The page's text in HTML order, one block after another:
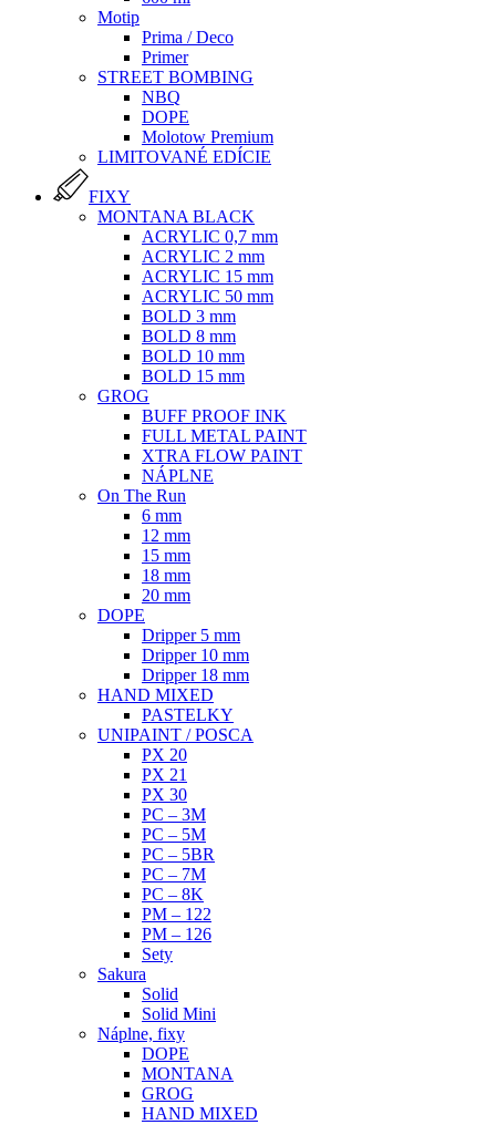
Motip
Prima / Deco
Primer
STREET BOMBING
NBQ
DOPE
Molotow Premium
LIMITOVANÉ EDÍCIE
FIXY
MONTANA BLACK
ACRYLIC 0,7 mm
ACRYLIC 2 mm
ACRYLIC 15 mm
ACRYLIC 50 mm
BOLD 3 mm
BOLD 8 mm
BOLD 10 mm
BOLD 15 mm
GROG
BUFF PROOF INK
FULL METAL PAINT
XTRA FLOW PAINT
NÁPLNE
On The Run
6 mm
12 mm
15 mm
18 mm
20 mm
DOPE
Dripper 5 mm
Dripper 10 mm
Dripper 18 mm
HAND MIXED
PASTELKY
UNIPAINT / POSCA
PX 20
PX 21
PX 30
PC – 3M
PC – 5M
PC – 5BR
PC – 7M
PC – 8K
PM – 122
PM – 126
Sety
Sakura
Solid
Solid Mini
Náplne, fixy
DOPE
MONTANA
GROG
HAND MIXED